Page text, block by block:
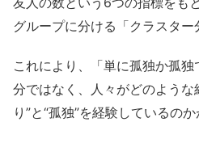
グループに分ける「クラスター
これにより、「単に孤独か孤
分ではなく、人々がどのような
り”と“孤独”を経験しているのか